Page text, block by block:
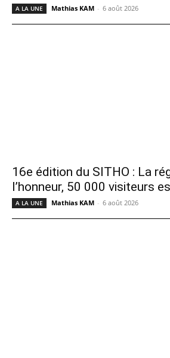
A LA UNE Mathias KAM - 6 août 2026
16e édition du SITHO : La
l’honneur, 50 000 visiteurs
A LA UNE Mathias KAM - 6 août 2026